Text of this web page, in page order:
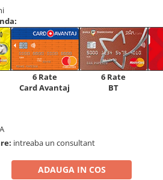
6 Rate
Card Avantaj
6 Rate
BT
intreaba un consultant
ADAUGA IN COS